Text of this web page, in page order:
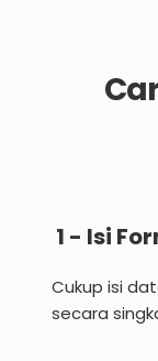
1 - Isi
Cukup isi
secara